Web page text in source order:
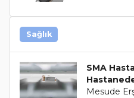
Sağlık
SMA
Mesude